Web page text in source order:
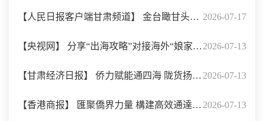
华裔青少年感悟长征精神 2026-07-17
【人民日报客户端甘肃频道】 金台瞰甘头条
｜“一带一路”兰州牛肉拉面合作发展大会举
行
2026-07-13
【央视网】 分享“出海攻略”对接海外“娘家
人”这场会要让更多陇企陇货出海 2026-07-13
【甘肃经济日报】 侨力赋能通四海 陇货扬帆
拓市场——2026“侨助千企万品出海”行动甘 2026-07-13
【香港商报】 匯聚僑界力量 構建高效通達隴